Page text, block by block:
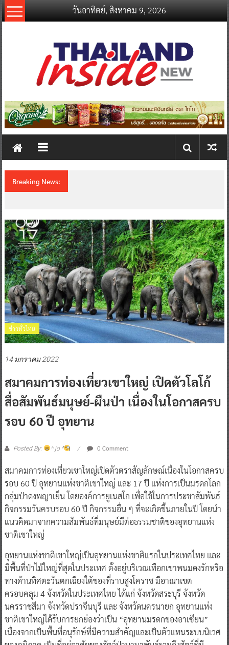
Skip
to
วันอาทิตย์, สิงหาคม 9, 2026
thailandinsidenew.com
Thailand
New
Breaking News:
ข่าวทั่วไทย
14 มกราคม 2022
สมาคมการท่องเที่ยวเขาใหญ่ เปิดตัวโลโก้
สื่อสัมพันธ์มนุษย์-ผืนป่า เนื่องในโอกาสครบ
รอบ 60 ปี อุทยาน
Posted By: ^ jo ^ 0 Comment
สมาคมการท่องเที่ยวเขาใหญ่เปิดตัวตราสัญลักษณ์เนื่องในโอกาสครบ
รอบ 60 ปี อุทยานแห่งชาติเขาใหญ่ และ 17 ปี แห่งการเป็นมรดกโลก
กลุ่มป่าดงพญาเย็น โดยองค์การยูเนสโก เพื่อใช้ในการประชาสัมพันธ์
กิจกรรมวันครบรอบ 60 ปี กิจกรรมอื่น ๆ ที่จะเกิดขึ้นภายในปี โดยนำ
แนวคิดมาจากความสัมพันธ์ที่มนุษย์มีต่อธรรมชาติของอุทยานแห่ง
ชาติเขาใหญ่
อุทยานแห่งชาติเขาใหญ่เป็นอุทยานแห่งชาติแรกในประเทศไทย และ
มีพื้นที่ป่าไม้ใหญ่ที่สุดในประเทศ ตั้งอยู่บริเวณเทือกเขาพนมดงรักหรือ
ทางด้านทิศตะวันตกเฉียงใต้ของที่ราบสูงโคราช มีอาณาเขต
ครอบคลุม 4 จังหวัดในประเทศไทย ได้แก่ จังหวัดสระบุรี จังหวัด
นครราชสีมา จังหวัดปราจีนบุรี และ จังหวัดนครนายก อุทยานแห่ง
ชาติเขาใหญ่ได้รับการยกย่องว่าเป็น “อุทยานมรดกของอาเซียน”
เนื่องจากเป็นพื้นที่อนุรักษ์ที่มีความสำคัญและเป็นตัวแทนระบบนิเวศ